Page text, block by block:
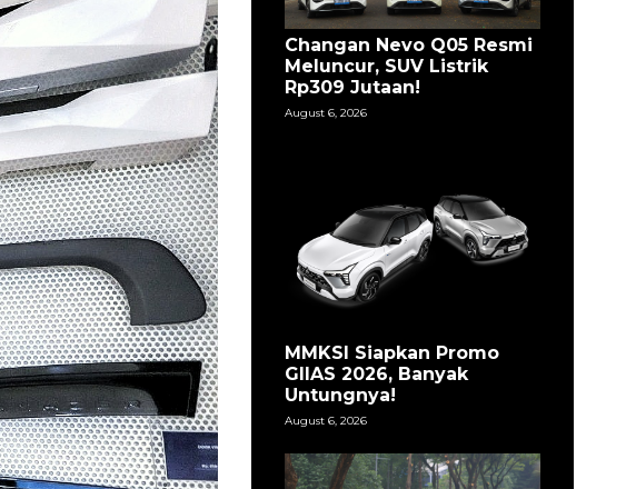
Changan Nevo Q05 Resmi
Meluncur, SUV Listrik
Rp309 Jutaan!
August 6, 2026
MMKSI Siapkan Promo
GIIAS 2026, Banyak
Untungnya!
August 6, 2026